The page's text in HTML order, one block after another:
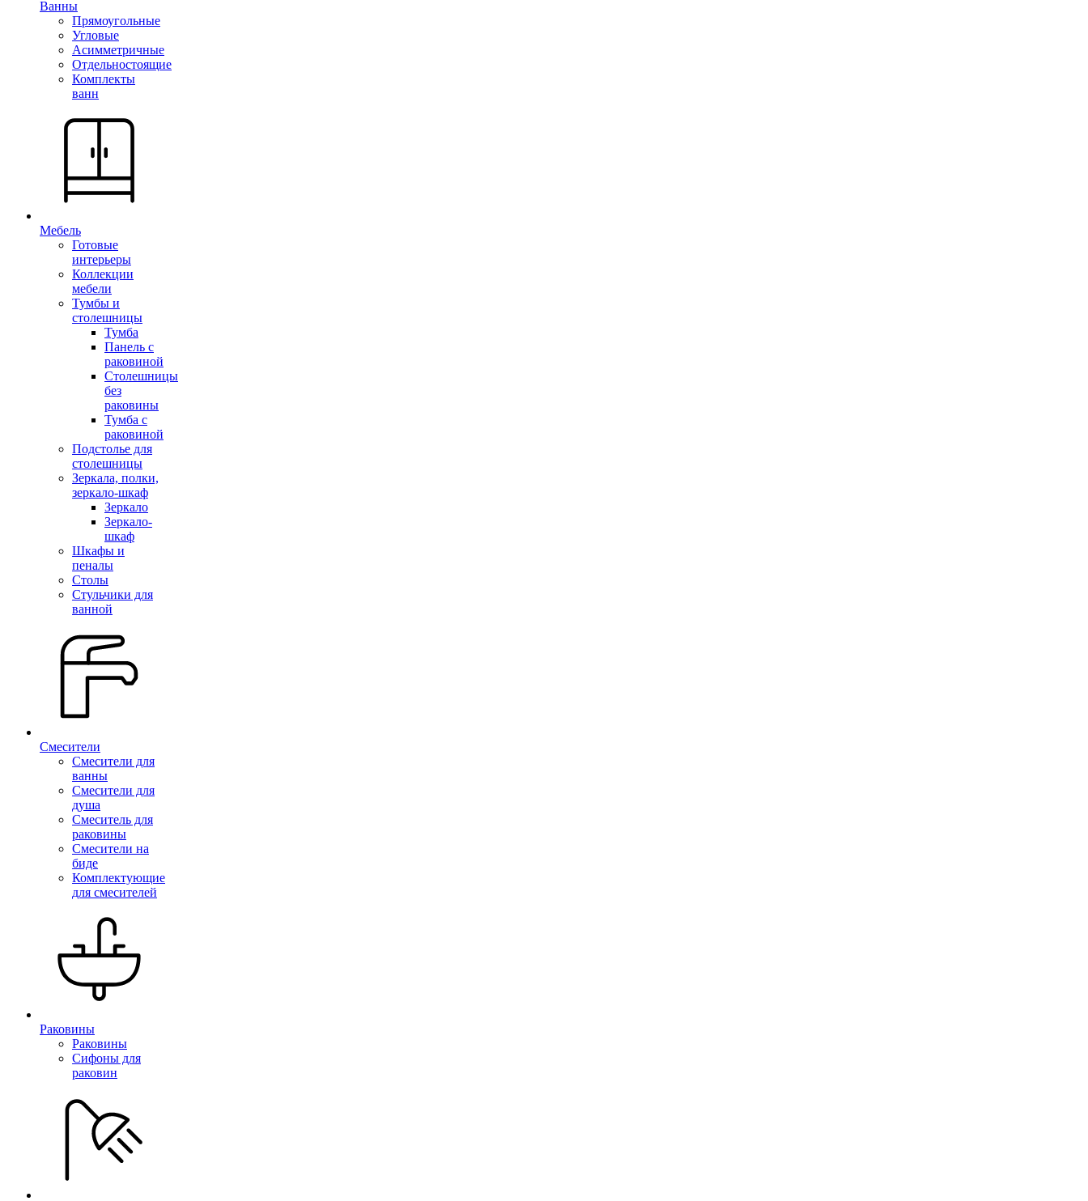
Ванны
Прямоугольные
Угловые
Асимметричные
Отдельностоящие
Комплекты
ванн
Мебель
Готовые
интерьеры
Коллекции
мебели
Тумбы и
столешницы
Тумба
Панель с
раковиной
Столешницы
без
раковины
Тумба с
раковиной
Подстолье для
столешницы
Зеркала, полки,
зеркало-шкаф
Зеркало
Зеркало-
шкаф
Шкафы и
пеналы
Столы
Стульчики для
ванной
Смесители
Смесители для
ванны
Смесители для
душа
Смеситель для
раковины
Смесители на
биде
Комплектующие
для смесителей
Раковины
Раковины
Сифоны для
раковин